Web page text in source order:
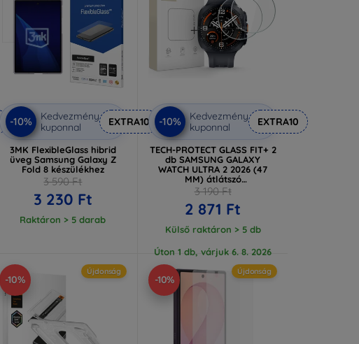
-10%
Kedvezmény
kuponnal
EXTRA10
3MK FlexibleGlass hibrid
üveg Samsung Galaxy Z
Fold 8 készülékhez
3 590 Ft
3 230 Ft
Raktáron > 5 darab
-10%
Kedvezmény
kuponnal
EXTRA10
TECH-PROTECT GLASS FIT+ 2
db SAMSUNG GALAXY
WATCH ULTRA 2 2026 (47
MM) átlátszó
(5906302324668)
3 190 Ft
2 871 Ft
Külső raktáron > 5 db
Úton 1 db, várjuk 6. 8. 2026
-10%
Újdonság
-10%
Újdonság